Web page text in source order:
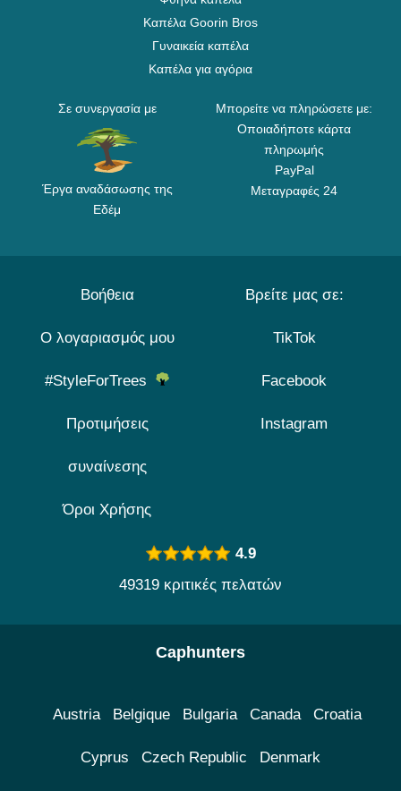
Καπέλα Goorin Bros
Γυναικεία καπέλα
Καπέλα για αγόρια
Σε συνεργασία με
Έργα αναδάσωσης της
Εδέμ
Μπορείτε να πληρώσετε με:
Οποιαδήποτε κάρτα
πληρωμής
PayPal
Μεταγραφές 24
Βοήθεια
Ο λογαριασμός μου
#StyleForTrees
Προτιμήσεις
συναίνεσης
Όροι Χρήσης
Βρείτε μας σε:
TikTok
Facebook
Instagram
4.9
49319 κριτικές πελατών
Caphunters
Austria Belgique Bulgaria Canada Croatia
Cyprus Czech Republic Denmark